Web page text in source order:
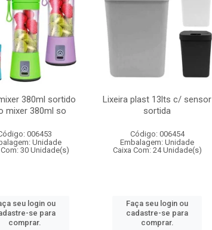
380ml sortido
mixer 380ml so
006453
Unidade
30 Unidade(s)
seu login ou
se para
comprar.
Lixeira plast 13lts c/ sensor
sortida
Código: 006454
Embalagem: Unidade
Caixa Com: 24 Unidade(s)
Faça seu login ou
cadastre-se para
comprar.